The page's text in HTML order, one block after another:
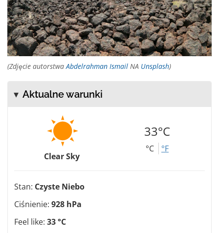
(Zdjęcie autorstwa Abdelrahman Ismail NA Unsplash)
Aktualne warunki
Clear Sky
33°C
°C °F
Stan: Czyste Niebo
Ciśnienie: 928 hPa
Feel like: 33 °C